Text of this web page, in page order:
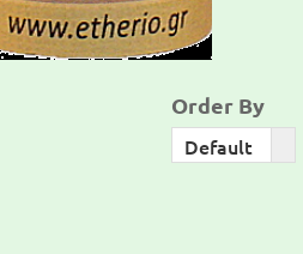
Order By
Default
Order
By